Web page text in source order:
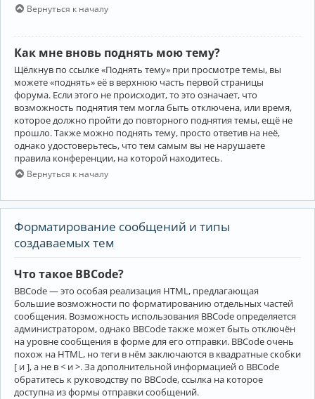
Вернуться к началу
Как мне вновь поднять мою тему?
Щёлкнув по ссылке «Поднять тему» при просмотре темы, вы
можете «поднять» её в верхнюю часть первой страницы
форума. Если этого не происходит, то это означает, что
возможность поднятия тем могла быть отключена, или время,
которое должно пройти до повторного поднятия темы, ещё не
прошло. Также можно поднять тему, просто ответив на неё,
однако удостоверьтесь, что тем самым вы не нарушаете
правила конференции, на которой находитесь.
Вернуться к началу
Форматирование сообщений и типы
создаваемых тем
Что такое BBCode?
BBCode — это особая реализация HTML, предлагающая
большие возможности по форматированию отдельных частей
сообщения. Возможность использования BBCode определяется
администратором, однако BBCode также может быть отключён
на уровне сообщения в форме для его отправки. BBCode очень
похож на HTML, но теги в нём заключаются в квадратные скобки
[ и ], а не в < и >. За дополнительной информацией о BBCode
обратитесь к руководству по BBCode, ссылка на которое
доступна из формы отправки сообщений.